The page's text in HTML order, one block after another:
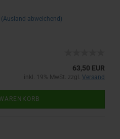
(Ausland abweichend)
63,50 EUR
inkl. 19% MwSt. zzgl. Versand